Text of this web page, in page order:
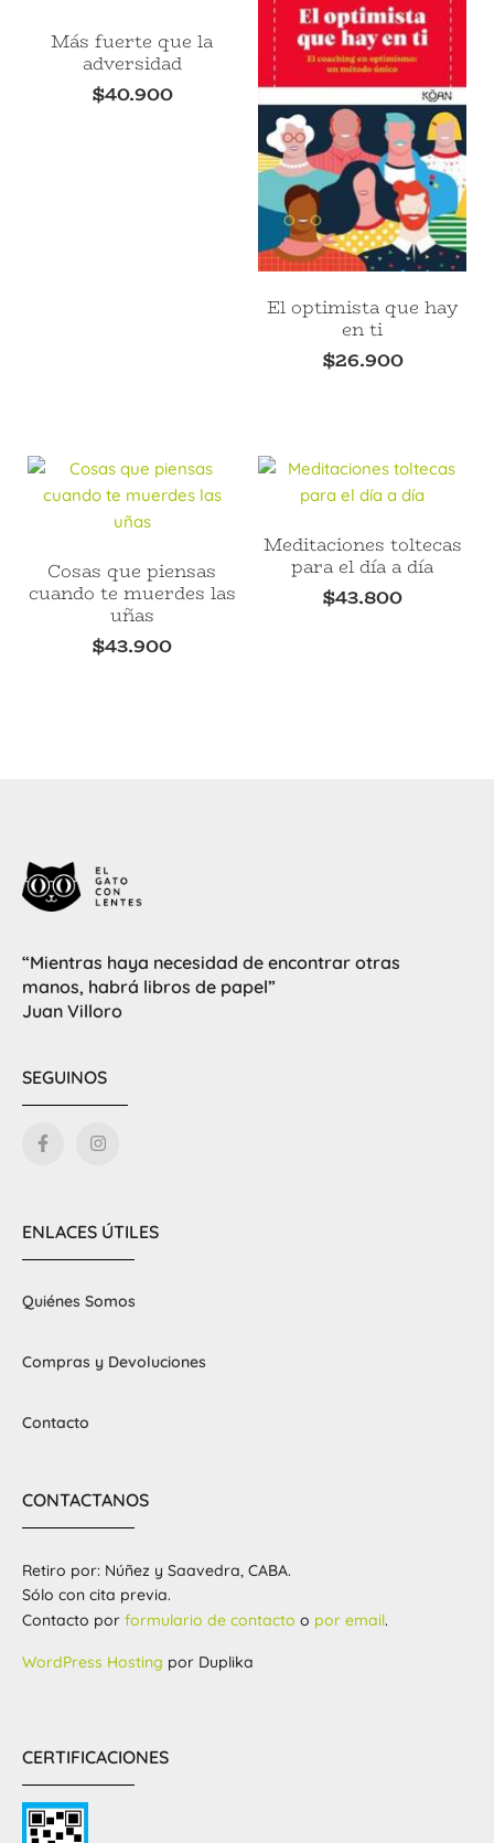
Más fuerte que la
adversidad
$40.900
El optimista que hay
en ti
$26.900
Cosas que piensas
cuando te muerdes las
uñas
$43.900
Meditaciones toltecas
para el día a día
$43.800
“Mientras haya necesidad de encontrar otras
manos, habrá libros de papel”
Juan Villoro
SEGUINOS
ENLACES ÚTILES
Quiénes Somos
Compras y Devoluciones
Contacto
CONTACTANOS
Retiro por: Núñez y Saavedra, CABA.
Sólo con cita previa.
Contacto por formulario de contacto o por email.
WordPress Hosting por Duplika
CERTIFICACIONES